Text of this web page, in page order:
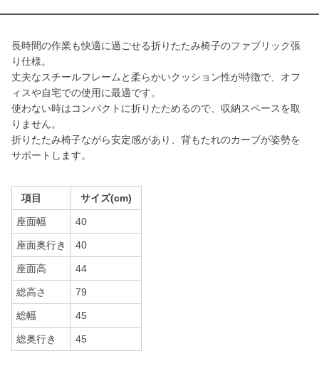
長時間の作業も快適に過ごせる折りたたみ椅子のファブリック張
り仕様。
丈夫なスチールフレームと柔らかいクッション性が特徴で、オフ
ィスや自宅での使用に最適です。
使わない時はコンパクトに折りたためるので、収納スペースを取
りません。
折りたたみ椅子ながら安定感があり、背もたれのカーブが姿勢を
サポートします。
項目 サイズ(cm)
座面幅 40
座面奥行き 40
座面高 44
総高さ 79
総幅 45
総奥行き 45